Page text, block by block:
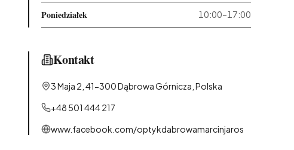
Poniedziałek 10:00–17:00
Kontakt
3 Maja 2, 41-300 Dąbrowa Górnicza, Polska
+48 501 444 217
www.facebook.com/optykdabrowamarcinjaros